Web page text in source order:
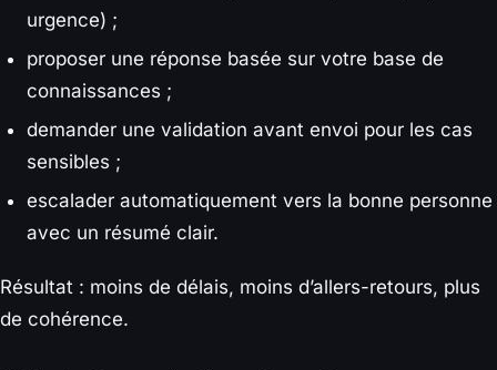
urgence) ;
proposer une réponse basée sur votre base de
connaissances ;
demander une validation avant envoi pour les cas
sensibles ;
escalader automatiquement vers la bonne personne
avec un résumé clair.
Résultat : moins de délais, moins d’allers-retours, plus
de cohérence.